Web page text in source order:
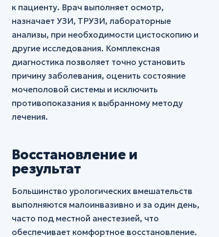
к пациенту. Врач выполняет осмотр,
назначает УЗИ, ТРУЗИ, лабораторные
анализы, при необходимости цистоскопию и
другие исследования. Комплексная
диагностика позволяет точно установить
причину заболевания, оценить состояние
мочеполовой системы и исключить
противопоказания к выбранному методу
лечения.
Восстановление и
результат
Большинство урологических вмешательств
выполняются малоинвазивно и за один день,
часто под местной анестезией, что
обеспечивает комфортное восстановление.